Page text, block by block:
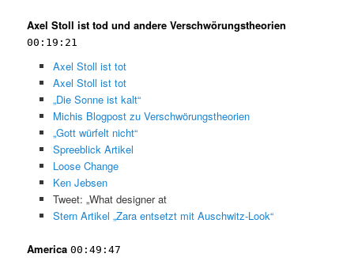
Axel Stoll ist tod und andere Verschwörungstheorien
00:19:21
Axel Stoll ist tot
Axel Stoll ist tot
„Die Sonne ist kalt“
Michis Blogpost zu Verschwörungstheorien
„Gott würfelt nicht“
Spreeblick Artikel
Loose Change
Ken Jebsen
Tweet: „What designer at
Stern Artikel „Zara entsetzt mit Auschwitz-Look“
America00:49:47